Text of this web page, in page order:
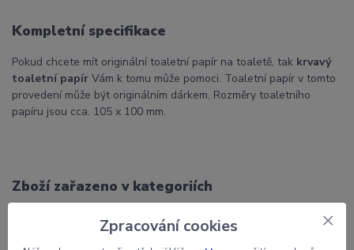
Kompletní specifikace
Pokud chcete mít originální toaletní papír na toaletě, tak krvavý
toaletní papír Vám k tomu může pomoci. Toaletní papír v tomto
provedení může být originálním dárkem. Rozměry toaletního
papíru jsou cca. 105 x 100 mm.
Zboží zařazeno v kategoriích
Žertovné předměty
Zpracování cookies